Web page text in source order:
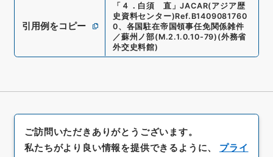
引用例をコピー
「 ４．白須 直 」JACAR(アジア歴
史資料センター)Ref. B1409081760
0、 各国駐在帝国領事任免関係雑件
／蘇州ノ部(M.2.1.0.10-79) (外務省
外交史料館)
ご訪問いただきありがとうございます。
私たちがより良い情報を提供できるように、 プライ